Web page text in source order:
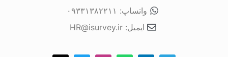
واتساپ: ۰۹۳۳۱۳۸۲۲۱۱
ایمیل: HR@isurvey.ir